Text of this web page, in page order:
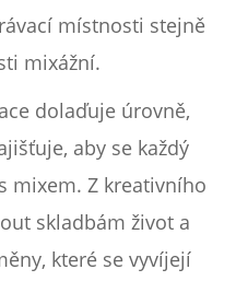
místnosti stejně
mixážní.
dolaďuje úrovně,
aby se každý
mixem. Z kreativního
skladbám život a
které se vyvíjejí